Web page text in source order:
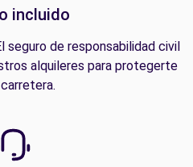
incluido
seguro de responsabilidad civil
alquileres para protegerte